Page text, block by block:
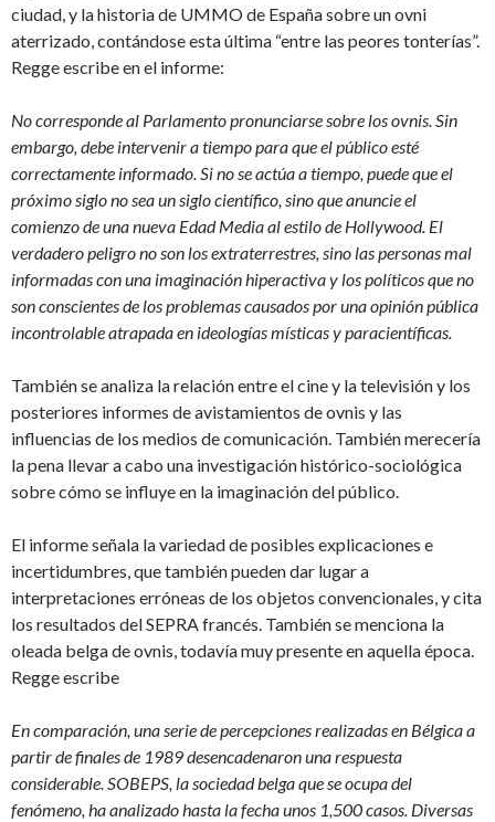
ciudad, y la historia de UMMO de España sobre un ovni
aterrizado, contándose esta última “entre las peores tonterías”.
Regge escribe en el informe:
No corresponde al Parlamento pronunciarse sobre los ovnis. Sin
embargo, debe intervenir a tiempo para que el público esté
correctamente informado. Si no se actúa a tiempo, puede que el
próximo siglo no sea un siglo científico, sino que anuncie el
comienzo de una nueva Edad Media al estilo de Hollywood. El
verdadero peligro no son los extraterrestres, sino las personas mal
informadas con una imaginación hiperactiva y los políticos que no
son conscientes de los problemas causados por una opinión pública
incontrolable atrapada en ideologías místicas y paracientíficas.
También se analiza la relación entre el cine y la televisión y los
posteriores informes de avistamientos de ovnis y las
influencias de los medios de comunicación. También merecería
la pena llevar a cabo una investigación histórico-sociológica
sobre cómo se influye en la imaginación del público.
El informe señala la variedad de posibles explicaciones e
incertidumbres, que también pueden dar lugar a
interpretaciones erróneas de los objetos convencionales, y cita
los resultados del SEPRA francés. También se menciona la
oleada belga de ovnis, todavía muy presente en aquella época.
Regge escribe
En comparación, una serie de percepciones realizadas en Bélgica a
partir de finales de 1989 desencadenaron una respuesta
considerable. SOBEPS, la sociedad belga que se ocupa del
fenómeno, ha analizado hasta la fecha unos 1,500 casos. Diversas